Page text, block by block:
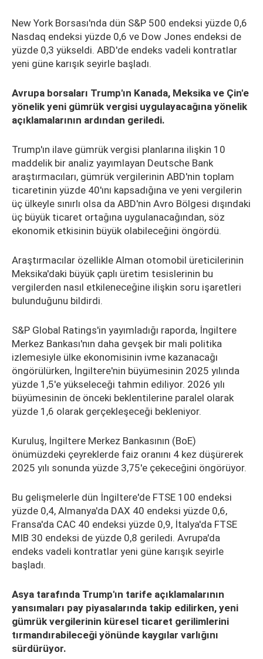
New York Borsası'nda dün S&P 500 endeksi yüzde 0,6
Nasdaq endeksi yüzde 0,6 ve Dow Jones endeksi de
yüzde 0,3 yükseldi. ABD'de endeks vadeli kontratlar
yeni güne karışık seyirle başladı.
Avrupa borsaları Trump'ın Kanada, Meksika ve Çin'e
yönelik yeni gümrük vergisi uygulayacağına yönelik
açıklamalarının ardından geriledi.
Trump'ın ilave gümrük vergisi planlarına ilişkin 10
maddelik bir analiz yayımlayan Deutsche Bank
araştırmacıları, gümrük vergilerinin ABD'nin toplam
ticaretinin yüzde 40'ını kapsadığına ve yeni vergilerin
üç ülkeyle sınırlı olsa da ABD'nin Avro Bölgesi dışındaki
üç büyük ticaret ortağına uygulanacağından, söz
ekonomik etkisinin büyük olabileceğini öngördü.
Araştırmacılar özellikle Alman otomobil üreticilerinin
Meksika'daki büyük çaplı üretim tesislerinin bu
vergilerden nasıl etkileneceğine ilişkin soru işaretleri
bulunduğunu bildirdi.
S&P Global Ratings'in yayımladığı raporda, İngiltere
Merkez Bankası'nın daha gevşek bir mali politika
izlemesiyle ülke ekonomisinin ivme kazanacağı
öngörülürken, İngiltere'nin büyümesinin 2025 yılında
yüzde 1,5'e yükseleceği tahmin ediliyor. 2026 yılı
büyümesinin de önceki beklentilerine paralel olarak
yüzde 1,6 olarak gerçekleşeceği bekleniyor.
Kuruluş, İngiltere Merkez Bankasının (BoE)
önümüzdeki çeyreklerde faiz oranını 4 kez düşürerek
2025 yılı sonunda yüzde 3,75'e çekeceğini öngörüyor.
Bu gelişmelerle dün İngiltere'de FTSE 100 endeksi
yüzde 0,4, Almanya'da DAX 40 endeksi yüzde 0,6,
Fransa'da CAC 40 endeksi yüzde 0,9, İtalya'da FTSE
MIB 30 endeksi de yüzde 0,8 geriledi. Avrupa'da
endeks vadeli kontratlar yeni güne karışık seyirle
başladı.
Asya tarafında Trump'ın tarife açıklamalarının
yansımaları pay piyasalarında takip edilirken, yeni
gümrük vergilerinin küresel ticaret gerilimlerini
tırmandırabileceği yönünde kaygılar varlığını
sürdürüyor.